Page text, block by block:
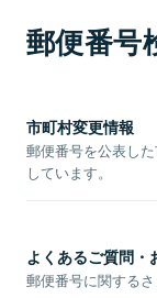
郵便番号
市町村変更情報
郵便番号を公表し
しています。
よくあるご質問・
郵便番号に関する